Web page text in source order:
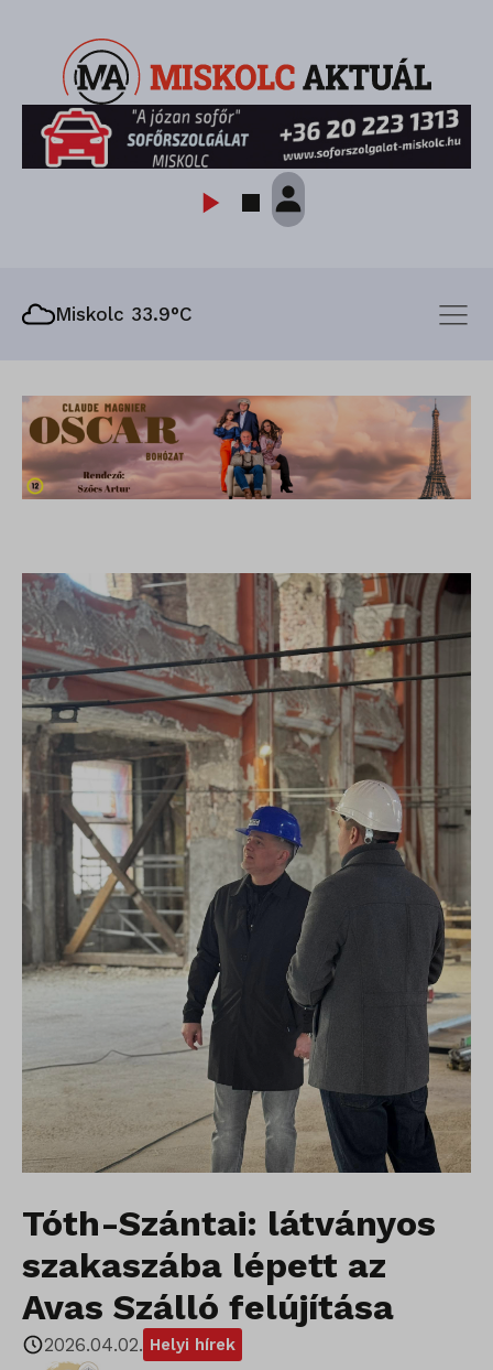
Miskolc 33.9°C
Tóth-Szántai: látványos
szakaszába lépett az
Avas Szálló felújítása
2026.04.02. Helyi hírek